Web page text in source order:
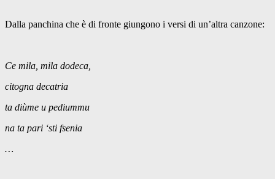
Dalla panchina che è di fronte giungono i versi di un’altra canzone:
Ce mila, mila dodeca,
citogna decatria
ta diùme u pediummu
na ta pari ‘sti fsenia
…